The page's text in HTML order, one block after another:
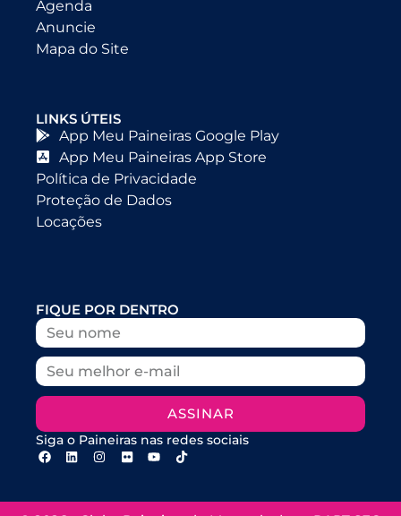
Agenda
Anuncie
Mapa do Site
LINKS ÚTEIS
App Meu Paineiras Google Play
App Meu Paineiras App Store
Política de Privacidade
Proteção de Dados
Locações
FIQUE POR DENTRO
ASSINAR
Siga o Paineiras nas redes sociais